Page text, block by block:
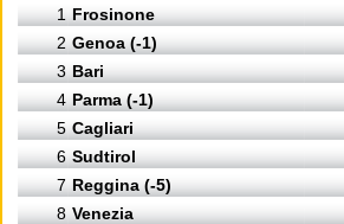
1 Frosinone
2 Genoa (-1)
3 Bari
4 Parma (-1)
5 Cagliari
6 Sudtirol
7 Reggina (-5)
8 Venezia